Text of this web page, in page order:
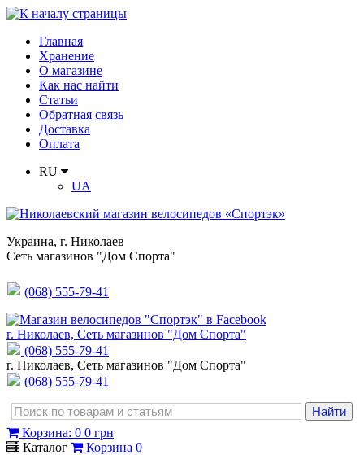
Главная
Хранение
О магазине
Как нас найти
Статьи
Обратная связь
Доставка
Оплата
RU
UA
Украина, г. Николаев
Сеть магазинов "Дом Спорта"
(068) 555-79-41
г. Николаев, Сеть магазинов "Дом Спорта"
(068) 555-79-41
г. Николаев, Сеть магазинов "Дом Спорта"
(068) 555-79-41
Корзина: 0 0 грн
Каталог
Корзина 0